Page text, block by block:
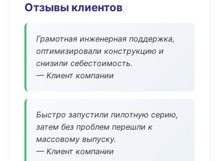
Отзывы клиентов
Грамотная инженерная поддержка,
оптимизировали конструкцию и
снизили себестоимость.
— Клиент компании
Быстро запустили пилотную серию,
затем без проблем перешли к
массовому выпуску.
— Клиент компании